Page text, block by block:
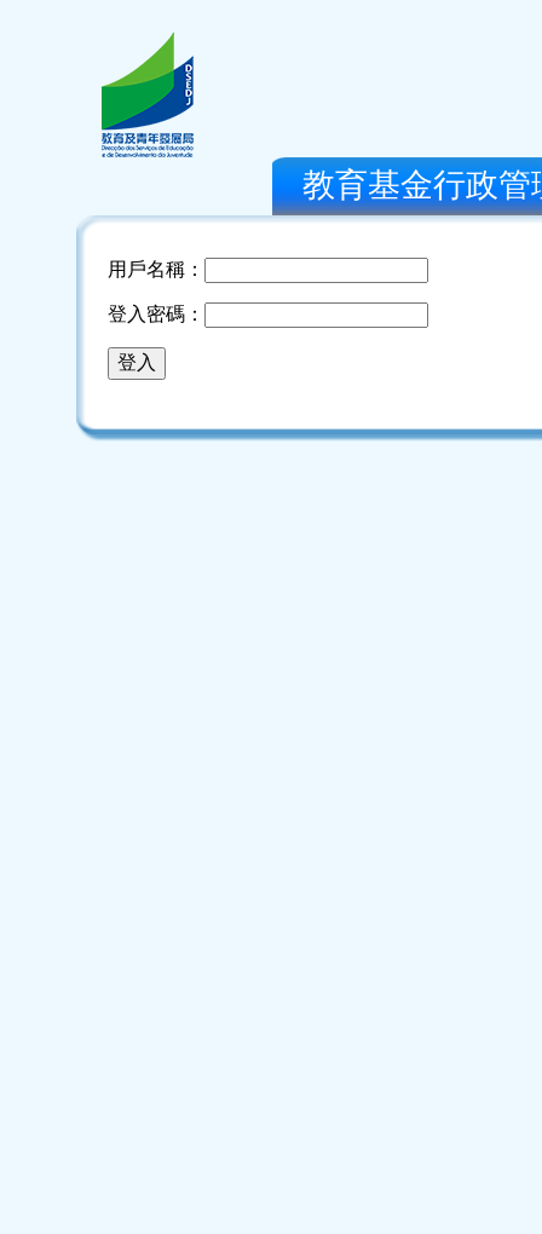
教育基金行政
用戶名稱：
登入密碼：